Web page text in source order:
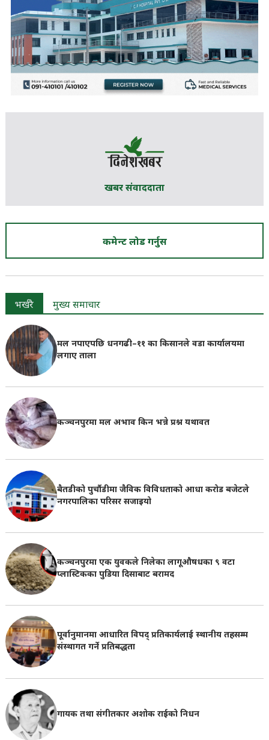
खबर संवाददाता
कमेन्ट लोड गर्नुस
भर्खरै मुख्य समाचार
मल नपाएपछि धनगढी–११ का किसानले वडा कार्यालयमा
लगाए ताला
कञ्चनपुरमा मल अभाव किन भन्ने प्रश्न यथावत
बैतडीको पुर्चौडीमा जैविक विविधताको आधा करोड बजेटले
नगरपालिका परिसर सजाइयो
कञ्चनपुरमा एक युवकले निलेका लागूऔषधका ९ वटा
प्लास्टिकका पुडिया दिसाबाट बरामद
पूर्वानुमानमा आधारित विपद् प्रतिकार्यलाई स्थानीय तहसम्म
संस्थागत गर्ने प्रतिबद्धता
गायक तथा संगीतकार अशोक राईको निधन